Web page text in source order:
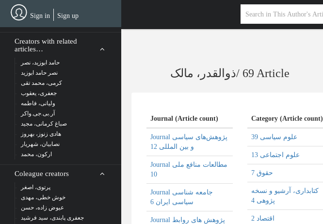
Sign in Sign up
Creators with related
articles…
حامد ابوزید، نصر
نصر حامد ابوزید
کرمی، محمد تقی
جعفری، یعقوب
ولیانی، فاطمه
آر.بی.جی.واکر
صباغ کرمانی، مجید
هادی زنوز، بهروز
نصابیان، شهریار
ارکون، محمد
Coleague creators
پرتوی، اصغر
خوش خطی، مهدی
عیوض زاده، حسن
جعفری پابندی، سید فرشید
ذوالقدر، مالک/ 69 Article
Journal (Article count)
Journal پژوهش‌های سیاسی
و بین المللی 12
Journal مطالعات منافع ملی
10
Journal جامعه شناسی
سیاسی ایران 6
Journal پژوهش های روابط
Category (Article count)
علوم سیاسی 39
علوم اجتماعی 13
حقوق 7
كتابداری، آرشیو و نسخه
پژوهی 4
اقتصاد 2